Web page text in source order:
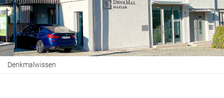
Denkmalwissen